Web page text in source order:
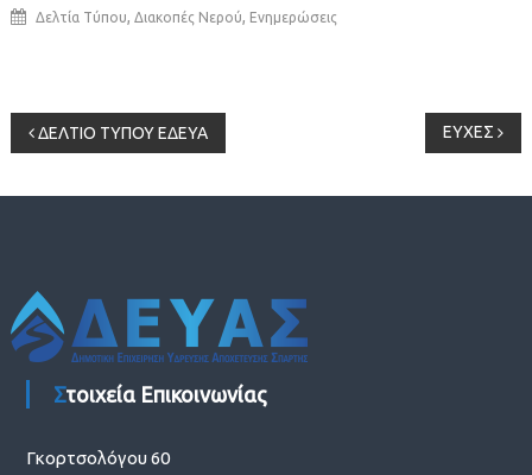
Δελτία Τύπου, Διακοπές Νερού, Ενημερώσεις
Πλοήγηση
άρθρων
ΔΕΛΤΙΟ ΤΥΠΟΥ ΕΔΕΥΑ ΕΥΧΕΣ
Στοιχεία Επικοινωνίας
Γκορτσολόγου 60